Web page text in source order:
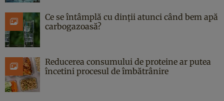
Ce se întâmplă cu dinții atunci când bem apă
carbogazoasă?
Reducerea consumului de proteine ar putea
încetini procesul de îmbătrânire